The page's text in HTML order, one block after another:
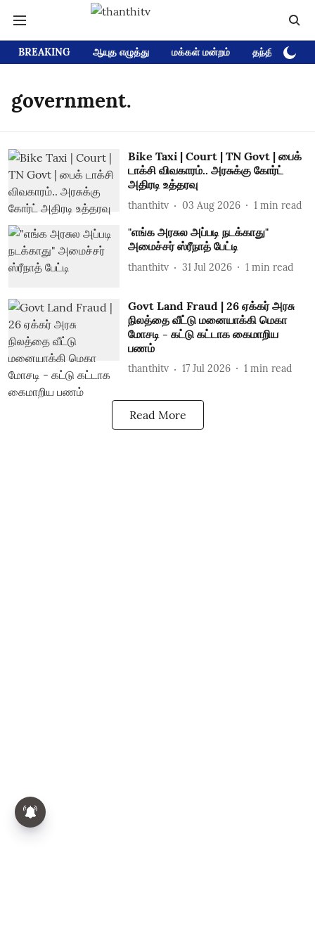
BREAKING ஆயுத எழுத்து மக்கள் மன்றம் தந்தி டிவி
government.
Bike Taxi | Court | TN Govt | பைக்
டாக்சி விவகாரம்.. அரசுக்கு கோர்ட்
அதிரடி உத்தரவு
thanthitv 03 Aug 2026 1 min read
"எங்க அரசுல அப்படி நடக்காது"
அமைச்சர் ஸ்ரீநாத் பேட்டி
thanthitv 31 Jul 2026 1 min read
Govt Land Fraud | 26 ஏக்கர் அரசு
நிலத்தை வீட்டு மனையாக்கி மெகா
மோசடி - கட்டு கட்டாக கைமாறிய
பணம்
thanthitv 17 Jul 2026 1 min read
Read More